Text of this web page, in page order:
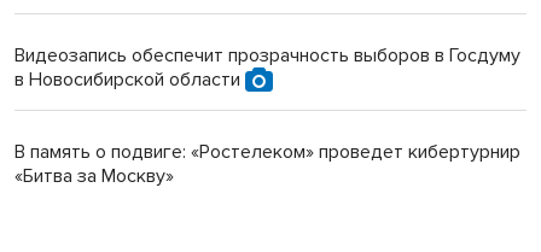
Видеозапись обеспечит прозрачность выборов в Госдуму
в Новосибирской области
В память о подвиге: «Ростелеком» проведет кибертурнир
«Битва за Москву»